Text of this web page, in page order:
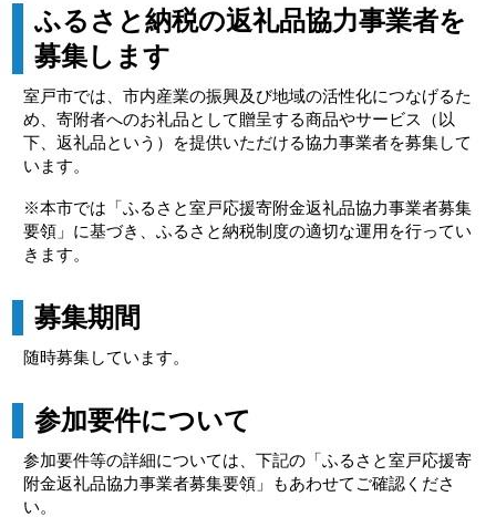
ふるさと納税の返礼品協力事業者を
募集します
室戸市では、市内産業の振興及び地域の活性化につなげるた
め、寄附者へのお礼品として贈呈する商品やサービス（以
下、返礼品という）を提供いただける協力事業者を募集して
います。
※本市では「ふるさと室戸応援寄附金返礼品協力事業者募集
要領」に基づき、ふるさと納税制度の適切な運用を行ってい
きます。
募集期間
随時募集しています。
参加要件について
参加要件等の詳細については、下記の「ふるさと室戸応援寄
附金返礼品協力事業者募集要領」もあわせてご確認くださ
い。